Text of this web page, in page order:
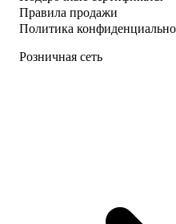
Правила продажи
Политика
Розничная сеть